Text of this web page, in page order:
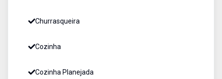
Churrasqueira
Cozinha
Cozinha Planejada